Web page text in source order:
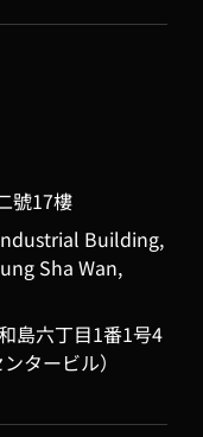
號17樓
Building,
Sha Wan,
島六丁目1番1号4
タービル）